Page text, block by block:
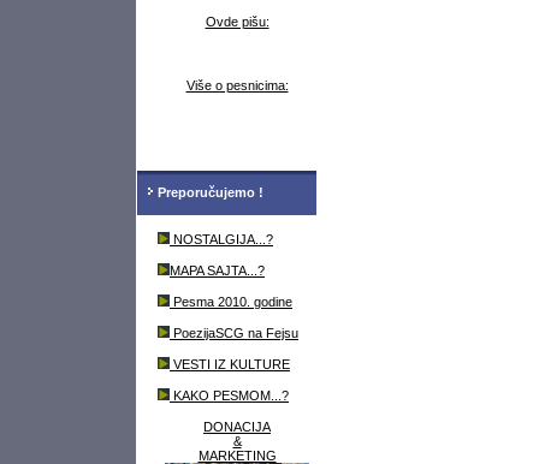
Ovde pišu:
Više o pesnicima:
Preporučujemo !
NOSTALGIJA...?
MAPA SAJTA...?
Pesma 2010. godine
PoezijaSCG na Fejsu
VESTI IZ KULTURE
KAKO PESMOM...?
DONACIJA
&
MARKETING